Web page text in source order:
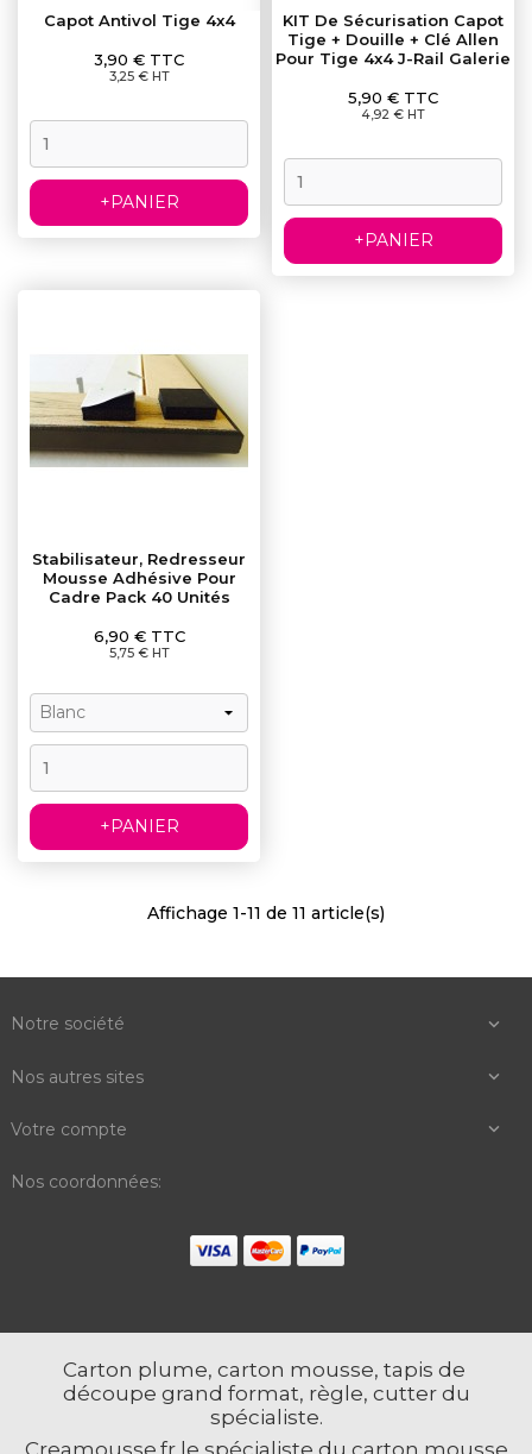
Capot Antivol Tige 4x4
3,90 € TTC
3,25 € HT
+PANIER
KIT De Sécurisation Capot
Tige + Douille + Clé Allen
Pour Tige 4x4 J-Rail Galerie
5,90 € TTC
4,92 € HT
+PANIER
Stabilisateur, Redresseur
Mousse Adhésive Pour
Cadre Pack 40 Unités
6,90 € TTC
5,75 € HT
+PANIER
Affichage 1-11 de 11 article(s)
Notre société 
Nos autres sites 
Votre compte 
Nos coordonnées:
Carton plume, carton mousse, tapis de
découpe grand format, règle, cutter du
spécialiste.
Creamousse.fr le spécialiste du carton mousse